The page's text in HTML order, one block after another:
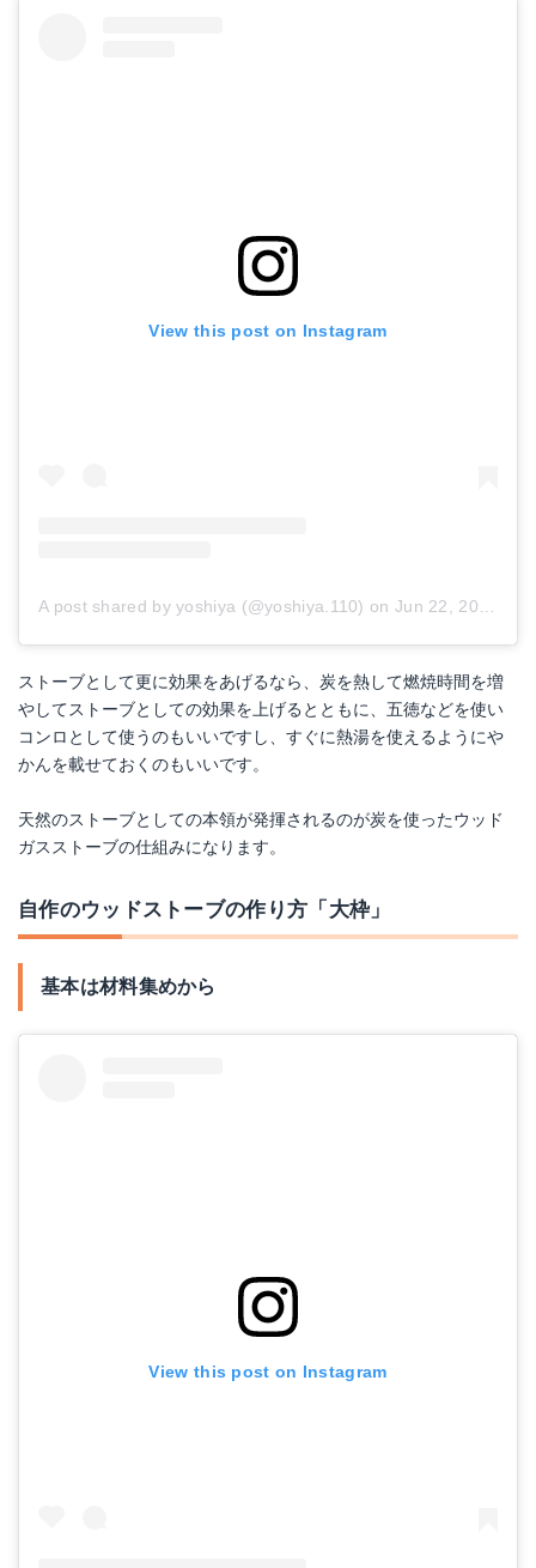
View this post on Instagram
A post shared by yoshiya (@yoshiya.110) on Jun 22, 2018 at 3:49pm PDT
ストーブとして更に効果をあげるなら、炭を熱して燃焼時間を増
やしてストーブとしての効果を上げるとともに、五徳などを使い
コンロとして使うのもいいですし、すぐに熱湯を使えるようにや
かんを載せておくのもいいです。
天然のストーブとしての本領が発揮されるのが炭を使ったウッド
ガスストーブの仕組みになります。
自作のウッドストーブの作り方「大枠」
基本は材料集めから
View this post on Instagram